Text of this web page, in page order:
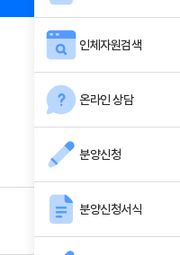
인체자원검색
온라인 상담
분양신청
분양신청서식